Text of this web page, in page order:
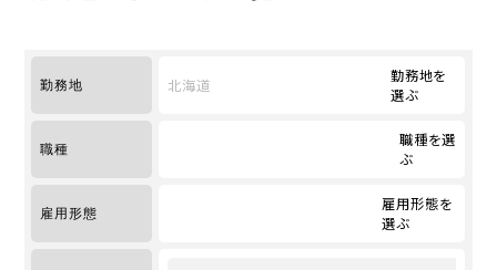
勤務地 北海道
勤務地を
選ぶ
職種
職種を選
ぶ
雇用形態
雇用形態を
選ぶ